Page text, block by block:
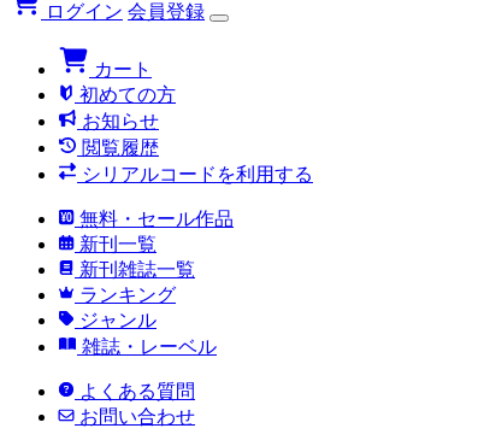
ログイン 会員登録
カート
初めての方
お知らせ
閲覧履歴
シリアルコードを利用する
無料・セール作品
新刊一覧
新刊雑誌一覧
ランキング
ジャンル
雑誌・レーベル
よくある質問
お問い合わせ